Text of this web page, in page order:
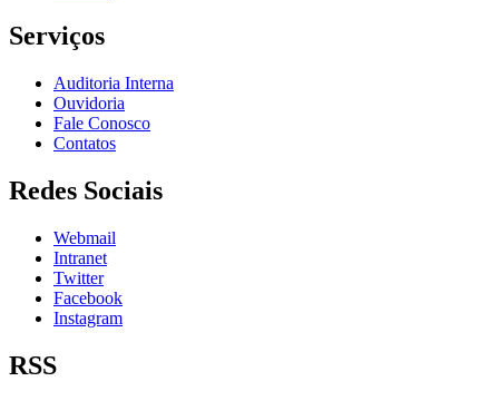
Serviços
Auditoria Interna
Ouvidoria
Fale Conosco
Contatos
Redes Sociais
Webmail
Intranet
Twitter
Facebook
Instagram
RSS